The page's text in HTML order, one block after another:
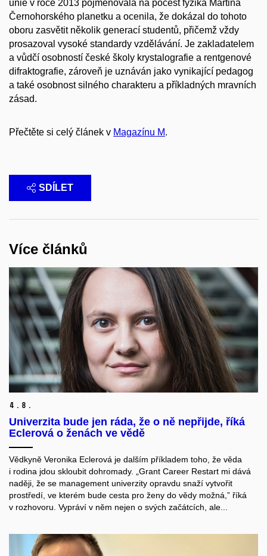
unie v roce 2013 pojmenovala na počest fyzika Martina
Černohorského planetku a ocenila, že dokázal do tohoto
oboru zasvětit několik generací studentů, přičemž vždy
prosazoval vysoké standardy vzdělávání. Je zakladatelem
a vůdčí osobností české školy krystalografie a rentgenové
difraktografie, zároveň je uznáván jako vynikající pedagog
a také osobnost silného charakteru a příkladných mravních
zásad.
Přečtěte si celý článek v Magazínu M.
SDÍLET
Více článků
4. 8.
Univerzita bude jen ráda, že o ně nepřijde, říká
Eclerová o ženách ve vědě
Vědkyně Veronika Eclerová je dalším příkladem toho, že věda
i rodina jdou skloubit dohromady. „Grant Career Restart mi dává
naději, že se management univerzity opravdu snaží vytvořit
prostředí, ve kterém bude cesta pro ženy do vědy možná,” říká
v rozhovoru. Vypráví v něm nejen o svých začátcích, ale...